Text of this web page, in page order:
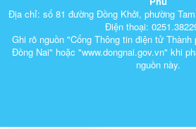
Địa chỉ: số 81 đường Đồng Khởi, phường
Điện thoại:
Ghi rõ nguồn "Cổng Thông tin điện tử
Đồng Nai" hoặc "www.dongnai.g​ov.vn" khi
nguồn này.​